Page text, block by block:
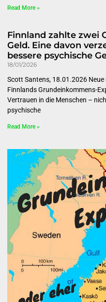
Read More »
Finnland zahlte zwei
Geld. Eine davon
bessere psychische
18/01/2026
Scott Santens, 18.01.2026
Finnlands Grundeinkommens-
Vertrauen in die Menschen –
psychische
Read More »